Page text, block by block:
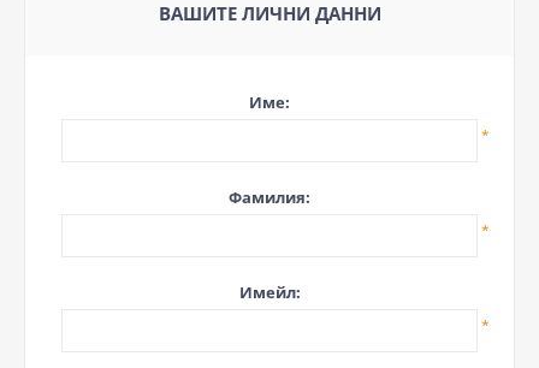
ВАШИТЕ ЛИЧНИ ДАННИ
Име:
*
Фамилия:
*
Имейл:
*